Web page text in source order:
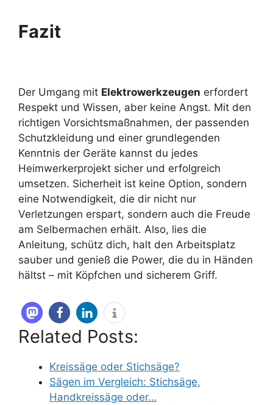
Fazit
Der Umgang mit Elektrowerkzeugen erfordert
Respekt und Wissen, aber keine Angst. Mit den
richtigen Vorsichtsmaßnahmen, der passenden
Schutzkleidung und einer grundlegenden
Kenntnis der Geräte kannst du jedes
Heimwerkerprojekt sicher und erfolgreich
umsetzen. Sicherheit ist keine Option, sondern
eine Notwendigkeit, die dir nicht nur
Verletzungen erspart, sondern auch die Freude
am Selbermachen erhält. Also, lies die
Anleitung, schütz dich, halt den Arbeitsplatz
sauber und genieß die Power, die du in Händen
hältst – mit Köpfchen und sicherem Griff.
Related Posts:
Kreissäge oder Stichsäge?
Sägen im Vergleich: Stichsäge,
Handkreissäge oder…